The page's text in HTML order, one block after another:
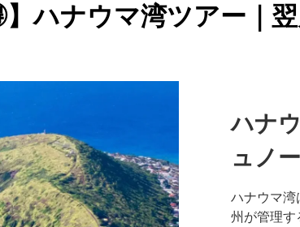
】ハナウマ湾ツアー｜
ハナ
ュノ
ハナウマ湾
州が管理す